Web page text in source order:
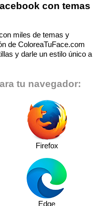
con temas
miles de temas y
de ColoreaTuFace.com
y darle un estilo único a
tu navegador:
Firefox
Edge